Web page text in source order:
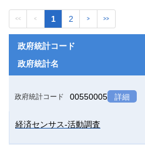
<< < 1 2 > >>
政府統計コード
政府統計名
政府統計コード 00550005 詳細
経済センサス-活動調査